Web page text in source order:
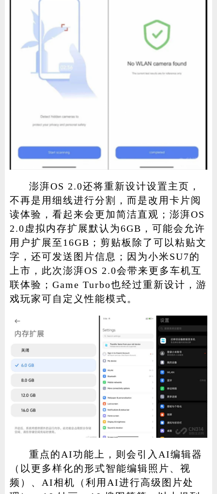
澎湃OS 2.0还将重新设计设置主页，
不再是用细线进行分割，而是改用卡片阅
读体验，看起来会更加简洁直观；澎湃OS
2.0虚拟内存扩展默认为6GB，可能会允许
用户扩展至16GB；剪贴板除了可以粘贴文
字，还可发送图片信息；因为小米SU7的
上市，此次澎湃OS 2.0会带来更多车机互
联体验；Game Turbo也经过重新设计，游
戏玩家可自定义性能模式。
重点的AI功能上，则会引入AI编辑器
（以更多样化的形式智能编辑照片、视
频）、AI相机（利用AI进行高级图片处